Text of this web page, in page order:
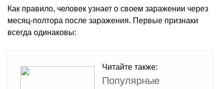
Как правило, человек узнает о своем заражении через
месяц-полтора после заражения. Первые признаки
всегда одинаковы:
Читайте также:
Популярные